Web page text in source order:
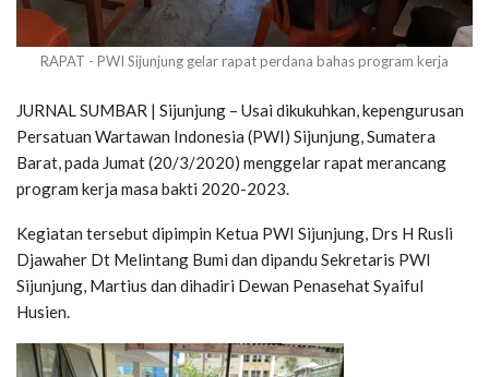
RAPAT - PWI Sijunjung gelar rapat perdana bahas program kerja
JURNAL SUMBAR | Sijunjung – Usai dikukuhkan, kepengurusan
Persatuan Wartawan Indonesia (PWI) Sijunjung, Sumatera
Barat, pada Jumat (20/3/2020) menggelar rapat merancang
program kerja masa bakti 2020-2023.
Kegiatan tersebut dipimpin Ketua PWI Sijunjung, Drs H Rusli
Djawaher Dt Melintang Bumi dan dipandu Sekretaris PWI
Sijunjung, Martius dan dihadiri Dewan Penasehat Syaiful
Husien.